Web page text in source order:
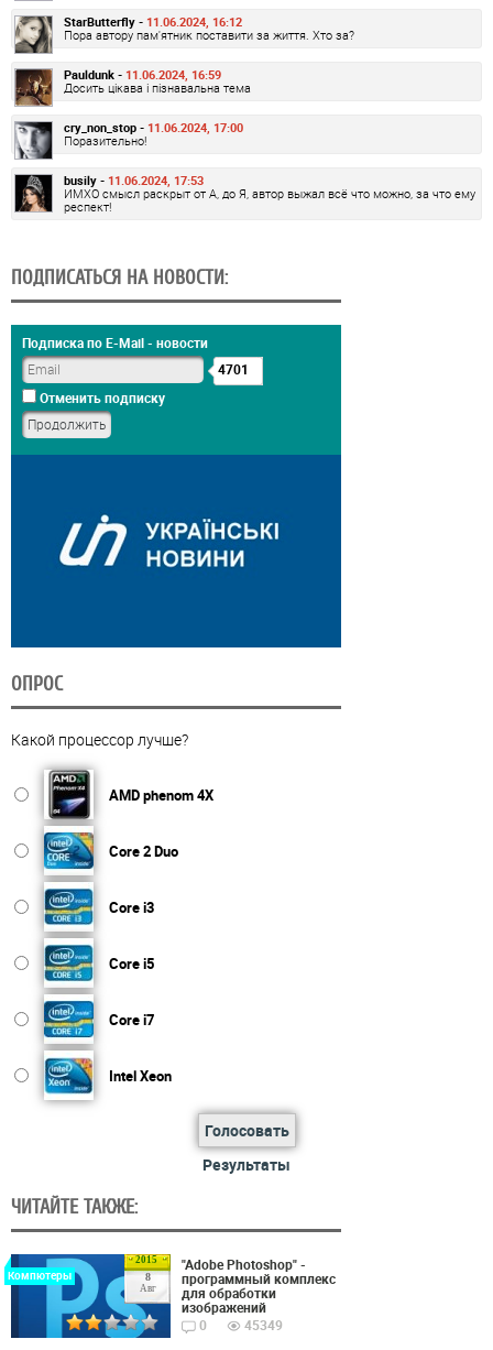
StarButterfly - 11.06.2024, 16:12
Пора автору пам'ятник поставити за життя. Хто за?
Pauldunk - 11.06.2024, 16:59
Досить цікава і пізнавальна тема
cry_non_stop - 11.06.2024, 17:00
Поразительно!
busily - 11.06.2024, 17:53
ИМХО смысл раскрыт от А, до Я, автор выжал всё что можно, за что ему
респект!
ПОДПИСАТЬСЯ НА НОВОСТИ:
Подписка по E-Mail - новости
4701
Отменить подписку
ОПРОС
Какой процессор лучше?
AMD phenom 4X
Core 2 Duo
Core i3
Core i5
Core i7
Intel Xeon
Голосовать
Результаты
ЧИТАЙТЕ ТАКЖЕ:
2015
8
Авг
Компютеры
"Adobe Photoshop" -
программный комплекс
для обработки
изображений
0
45349